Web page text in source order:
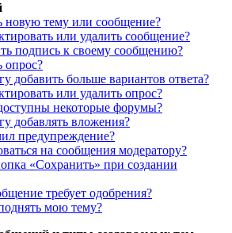
новую тему или сообщение?
или удалить сообщение?
подпись к своему сообщению?
опрос?
добавить больше вариантов ответа?
или удалить опрос?
некоторые форумы?
добавлять вложения?
предупреждение?
на сообщения модератору?
«Сохранить» при создании
требует одобрения?
мою тему?